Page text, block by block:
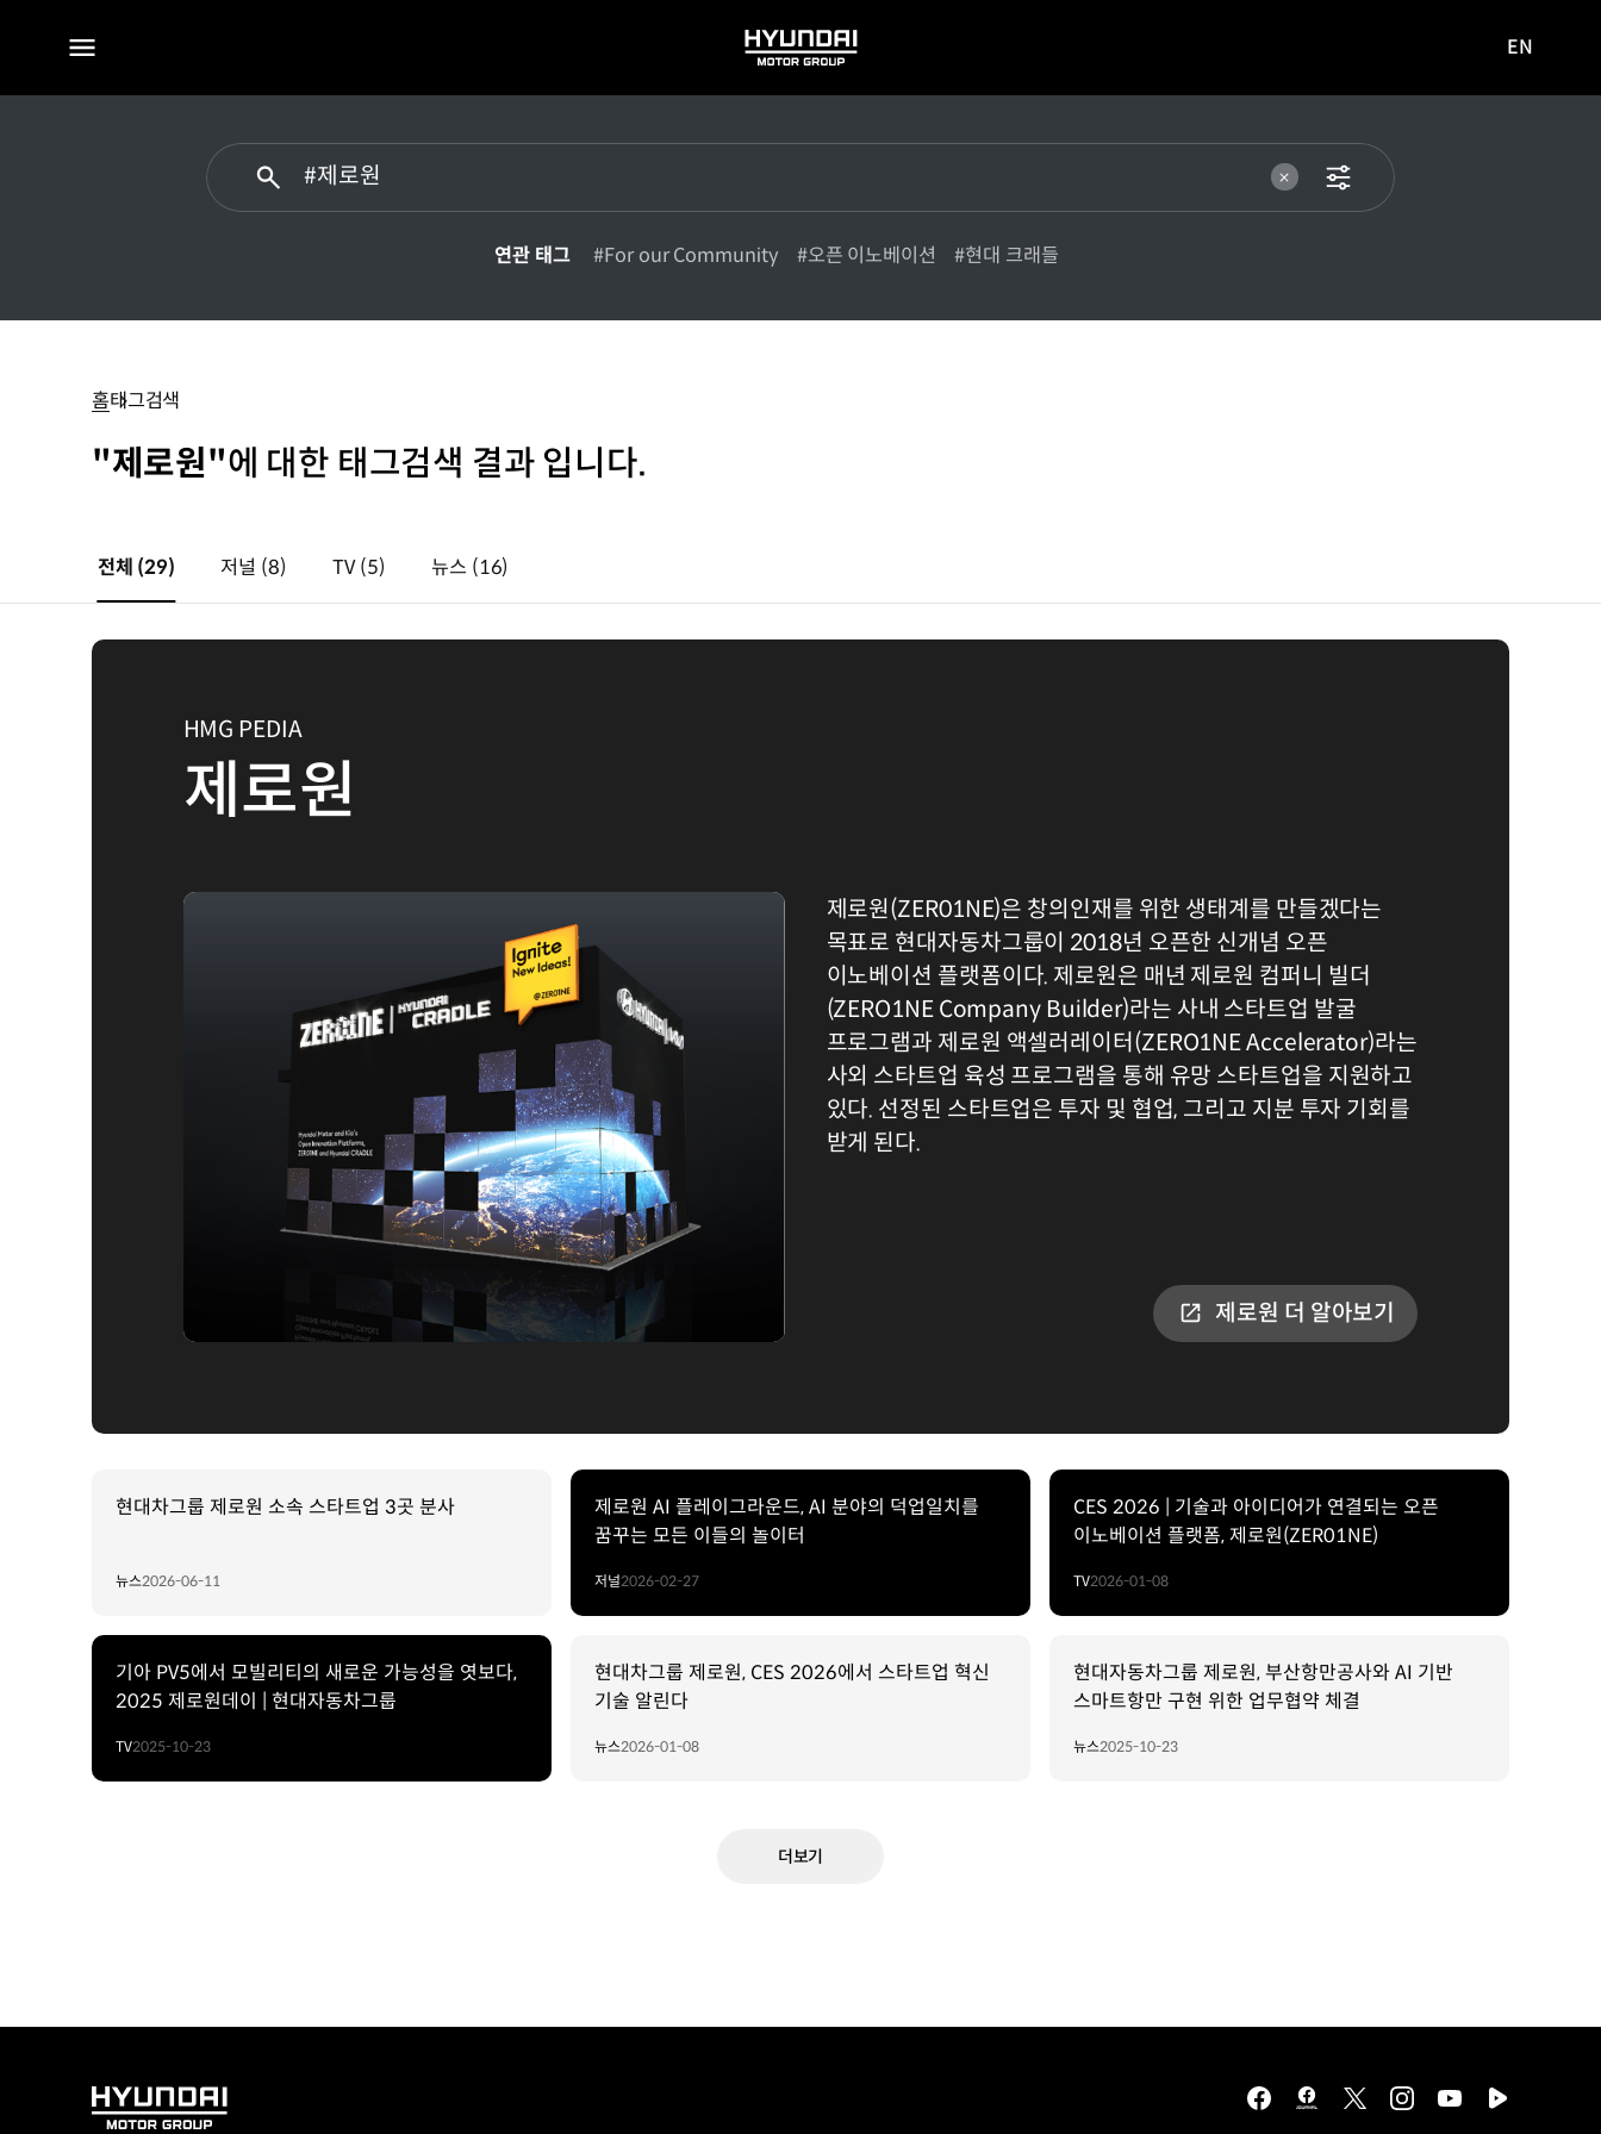
전체
HYUNDAI
MOTOR
사이트로
EN
연관 태그 #For our Community #오픈 이노베이션 #현대 크래들
홈태그검색
"제로원"에 대한 태그검색 결과 입니다.
전체 (29) 저널 (8) TV(5) 뉴스 (16)
HMG PEDIA
제로원
제로원(ZER01NE)은 창의인재를 위한 생태계를 만들겠다는
목표로 현대자동차그룹이 2018년 오픈한 신개념 오픈
이노베이션 플랫폼이다. 제로원은 매년 제로원 컴퍼니 빌더
(ZERO1NE Company Builder)라는 사내 스타트업 발굴
프로그램과 제로원 액셀러레이터(ZERO1NE Accelerator)라는
사외 스타트업 육성 프로그램을 통해 유망 스타트업을 지원하고
있다. 선정된 스타트업은 투자 및 협업, 그리고 지분 투자 기회를
받게 된다.
제로원 더 알아보기
현대차그룹 제로원 소속 스타트업 3곳 분사
뉴스2026-06-11
제로원 AI 플레이그라운드, AI 분야의 덕업일치를
꿈꾸는 모든 이들의 놀이터
저널2026-02-27
CES 2026 | 기술과 아이디어가 연결되는 오픈
이노베이션 플랫폼, 제로원(ZER01NE)
TV2026-01-08
기아 PV5에서 모빌리티의 새로운 가능성을 엿보다,
2025 제로원데이 | 현대자동차그룹
TV2025-10-23
현대차그룹 제로원, CES 2026에서 스타트업 혁신
기술 알린다
뉴스2026-01-08
현대자동차그룹 제로원, 부산항만공사와 AI 기반
스마트항만 구현 위한 업무협약 체결
뉴스2025-10-23
더보기
HYUNDAI
facebook
hmg
twitterinstagramyoutubenaver